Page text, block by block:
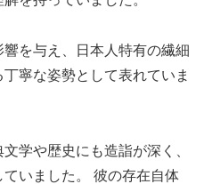
を与え、日本人特有の繊細
寧な姿勢として表れていま
学や歴史にも造詣が深く、
いました。 彼の存在自体